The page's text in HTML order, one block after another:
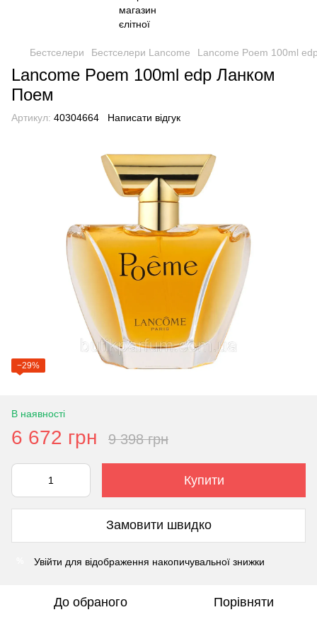
Бестселери Бестселери Lancome Lancome Poem 100ml
Lancome Poem 100ml edp Ланком
Поем
Артикул: 40304664 Написати відгук
−29%
В наявності
6 672 грн 9 398 грн
Купити
Замовити швидко
Увійти для відображення накопичувальної знижки
До обраного Порівняти